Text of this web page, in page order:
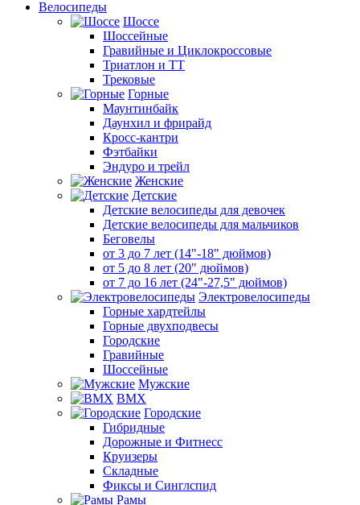
Велосипеды
Шоссе
Шоссейные
Гравийные и Циклокроссовые
Триатлон и ТТ
Трековые
Горные
Маунтинбайк
Даунхил и фрирайд
Кросс-кантри
Фэтбайки
Эндуро и трейл
Женские
Детские
Детские велосипеды для девочек
Детские велосипеды для мальчиков
Беговелы
от 3 до 7 лет (14"-18" дюймов)
от 5 до 8 лет (20" дюймов)
от 7 до 16 лет (24"-27,5" дюймов)
Электровелосипеды
Горные хардтейлы
Горные двухподвесы
Городские
Гравийные
Шоссейные
Мужские
BMX
Городские
Гибридные
Дорожные и Фитнесс
Круизеры
Складные
Фиксы и Синглспид
Рамы